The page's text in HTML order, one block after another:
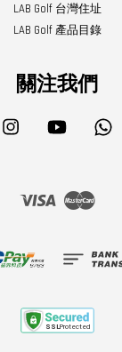
LAB Golf 台灣住址
LAB Golf 產品目錄
關注我們
Instagram YouTube
Visa Master